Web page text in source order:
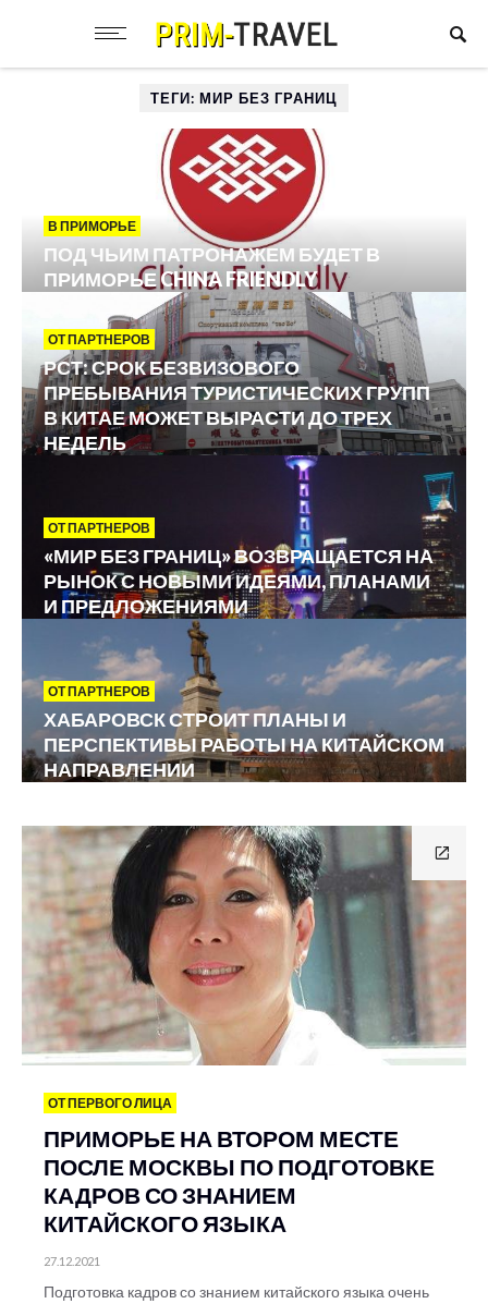
ТЕГИ: МИР БЕЗ ГРАНИЦ
В ПРИМОРЬЕ
ПОД ЧЬИМ ПАТРОНАЖЕМ БУДЕТ В
ПРИМОРЬЕ CHINA FRIENDLY
ОТ ПАРТНЕРОВ
РСТ: СРОК БЕЗВИЗОВОГО
ПРЕБЫВАНИЯ ТУРИСТИЧЕСКИХ ГРУПП
В КИТАЕ МОЖЕТ ВЫРАСТИ ДО ТРЕХ
НЕДЕЛЬ
ОТ ПАРТНЕРОВ
«МИР БЕЗ ГРАНИЦ» ВОЗВРАЩАЕТСЯ НА
РЫНОК С НОВЫМИ ИДЕЯМИ, ПЛАНАМИ
И ПРЕДЛОЖЕНИЯМИ
ОТ ПАРТНЕРОВ
ХАБАРОВСК СТРОИТ ПЛАНЫ И
ПЕРСПЕКТИВЫ РАБОТЫ НА КИТАЙСКОМ
НАПРАВЛЕНИИ
ОТ ПЕРВОГО ЛИЦА
ПРИМОРЬЕ НА ВТОРОМ МЕСТЕ
ПОСЛЕ МОСКВЫ ПО ПОДГОТОВКЕ
КАДРОВ СО ЗНАНИЕМ
КИТАЙСКОГО ЯЗЫКА
27.12.2021
Подготовка кадров со знанием китайского языка очень